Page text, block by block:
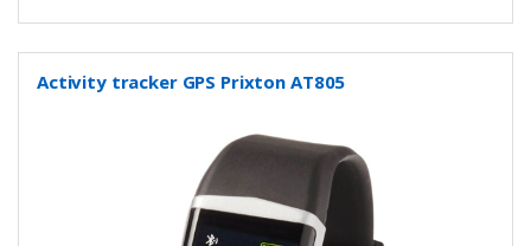
Activity tracker GPS Prixton AT805